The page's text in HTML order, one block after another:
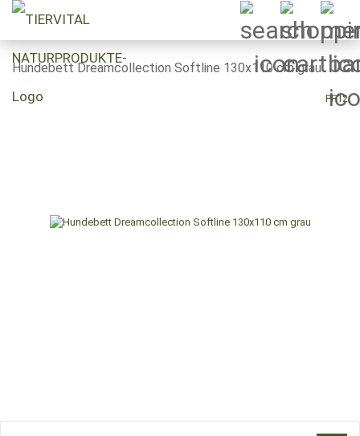
Hundebett Dreamcollection Softline 130x110 cm grau
PF12